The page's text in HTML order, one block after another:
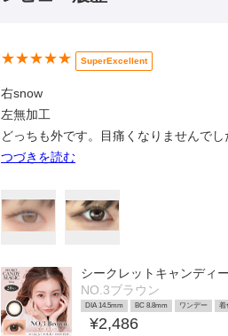
★★★★★ SuperExcellent
右snow
左無加工
どっちも外です。目痛くなりませんで
つづきを読む
シークレットキャンディ
NO.3ブラウン
DIA 14.5mm BC 8.8mm ワンデー 着
¥2,486